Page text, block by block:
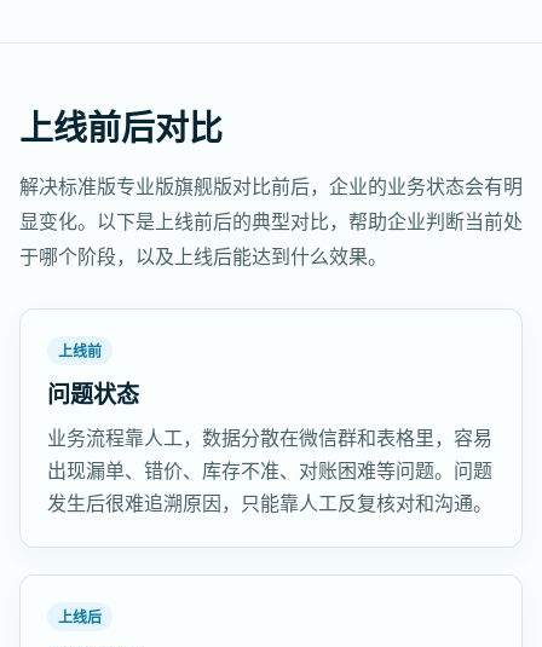
上线前后对比
解决标准版专业版旗舰版对比前后，企业的业务状态会有明
显变化。以下是上线前后的典型对比，帮助企业判断当前处
于哪个阶段，以及上线后能达到什么效果。
上线前
问题状态
业务流程靠人工，数据分散在微信群和表格里，容易
出现漏单、错价、库存不准、对账困难等问题。问题
发生后很难追溯原因，只能靠人工反复核对和沟通。
上线后